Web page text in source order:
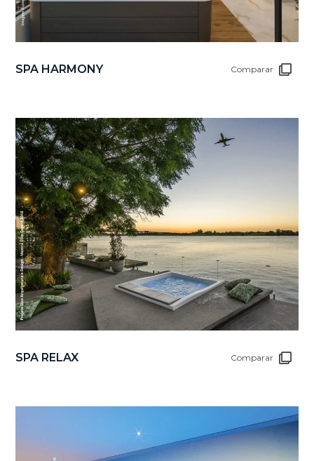
SPA HARMONY Comparar
SPA RELAX Comparar